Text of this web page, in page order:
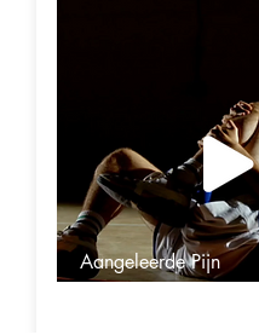
Aangeleerde Pijn